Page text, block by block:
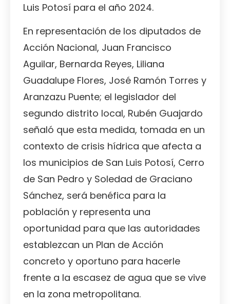
Luis Potosí para el año 2024.
En representación de los diputados de
Acción Nacional, Juan Francisco
Aguilar, Bernarda Reyes, Liliana
Guadalupe Flores, José Ramón Torres y
Aranzazu Puente; el legislador del
segundo distrito local, Rubén Guajardo
señaló que esta medida, tomada en un
contexto de crisis hídrica que afecta a
los municipios de San Luis Potosí, Cerro
de San Pedro y Soledad de Graciano
Sánchez, será benéfica para la
población y representa una
oportunidad para que las autoridades
establezcan un Plan de Acción
concreto y oportuno para hacerle
frente a la escasez de agua que se vive
en la zona metropolitana.